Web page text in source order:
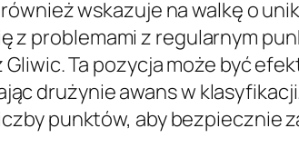
wskazuje na walkę o
problemami z regularnym
Ta pozycja może być
drużynie awans w
punktów, aby bezpiecznie